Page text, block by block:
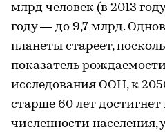
млрд человек (в 2013
году — до 9,7 млрд.
планеты стареет,
показатель
исследования ООН, к
старше 60 лет
численности населения,